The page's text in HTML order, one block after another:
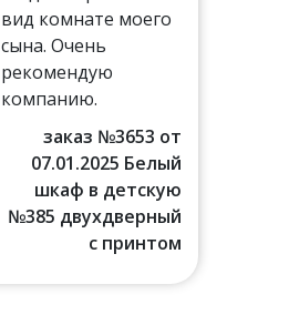
вид комнате моего
сына. Очень
рекомендую
компанию.
заказ №3653 от
07.01.2025 Белый
шкаф в детскую
№385 двухдверный
с принтом